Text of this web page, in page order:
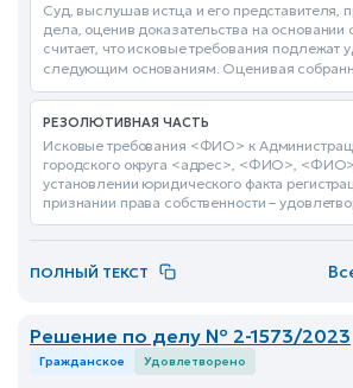
Суд, выслушав истца и его представителя,
дела, оценив доказательства на основании
считает, что исковые требования подлежат
следующим основаниям. Оценивая
РЕЗОЛЮТИВНАЯ ЧАСТЬ
Исковые требования <ФИО> к
городского округа <адрес>, <ФИО>,
установлении юридического факта
признании права собственности –
ПОЛНЫЙ ТЕКСТ
Решение по делу № 2-1573/2023
Гражданское Удовлетворено